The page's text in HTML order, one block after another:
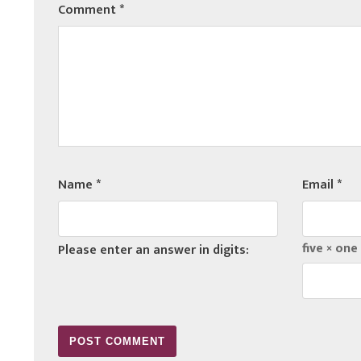
Comment*
Name* Email*
Please enter an answer in digits: five × one